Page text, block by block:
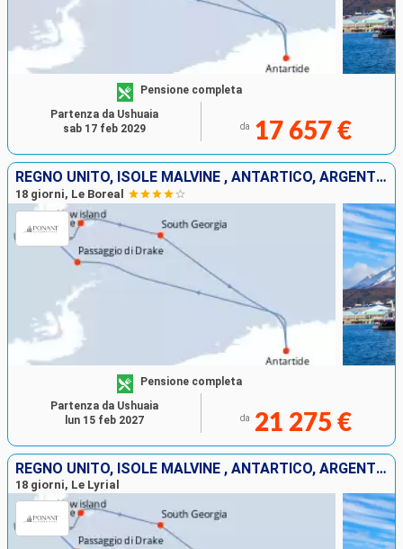
Pensione completa
da 17 657 €
Partenza da Ushuaia
sab 17 feb 2029
REGNO UNITO, ISOLE MALVINE , ANTARTICO, ARGENTINA
18 giorni, Le Boreal
Pensione completa
da 21 275 €
Partenza da Ushuaia
lun 15 feb 2027
REGNO UNITO, ISOLE MALVINE , ANTARTICO, ARGENTINA
18 giorni, Le Lyrial